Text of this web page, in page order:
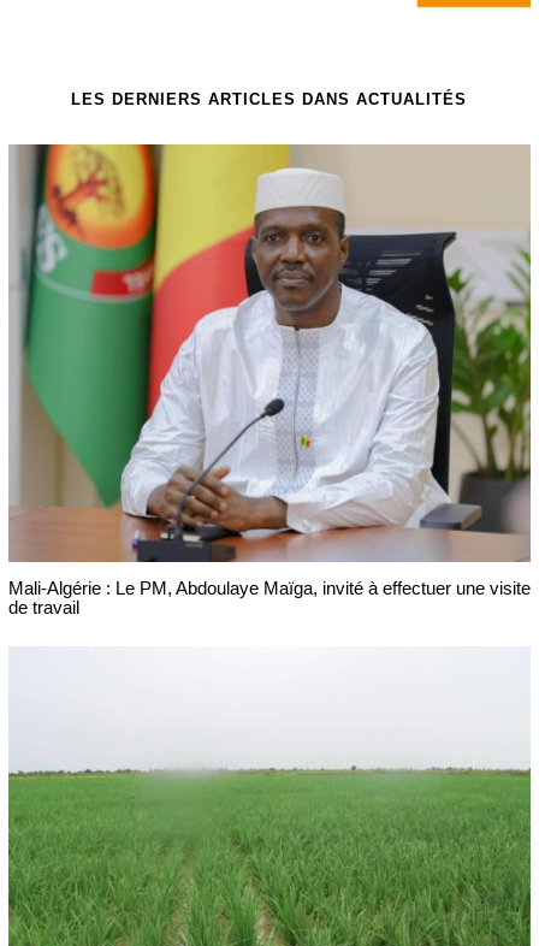
LES DERNIERS ARTICLES DANS ACTUALITÉS
Mali-Algérie : Le PM, Abdoulaye Maïga, invité à effectuer une visite
de travail